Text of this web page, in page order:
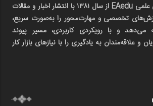
مجله آموزشی آکادمی علمی EAedu از سال ۱۳۸۱ با انتشار اخبار و مقالات
تخصصی و مهارت‌محور را به‌صورت سریع،
می‌دهد و با رویکردی کاربردی، مسیر پیوند
و علاقه‌مندان به یادگیری را با نیازهای بازار کار